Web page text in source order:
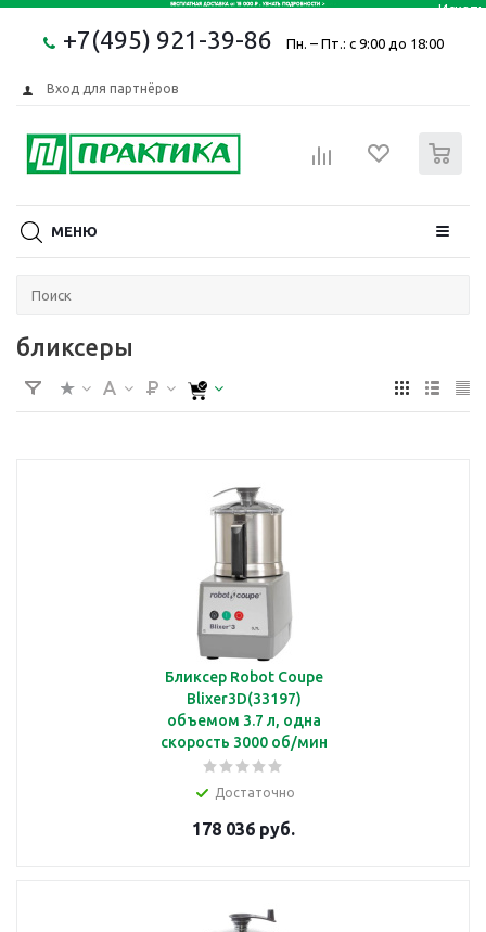
+7(495) 921-39-86 Пн. – Пт.: с 9:00 до 18:00
Вход для партнёров
МЕНЮ
бликсеры
Бликсер Robot Coupe
Blixer3D(33197)
объемом 3.7 л, одна
скорость 3000 об/мин
Достаточно
178 036 руб.